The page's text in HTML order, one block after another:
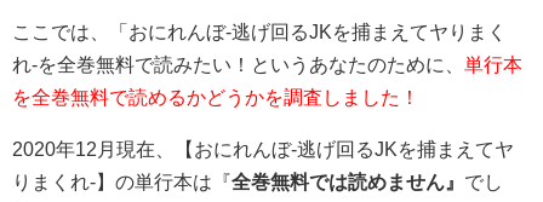
ここでは、「おにれんぼ-逃げ回るJKを捕まえてヤりまく
れ-を全巻無料で読みたい！というあなたのために、
単行本
を全巻無料で読めるかどうかを調査しました！
2020年12月現在、【おにれんぼ-逃げ回るJKを捕まえてヤ
りまくれ-】の単行本は『全巻無料では読めません』 でし